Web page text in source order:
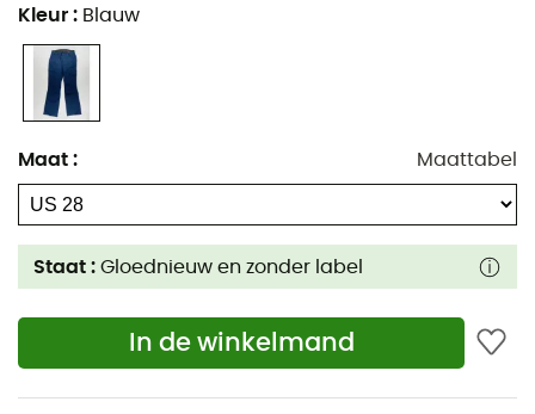
Kleur : Blauw
Maat : Maattabel
Staat : Gloednieuw en zonder label
In de winkelmand